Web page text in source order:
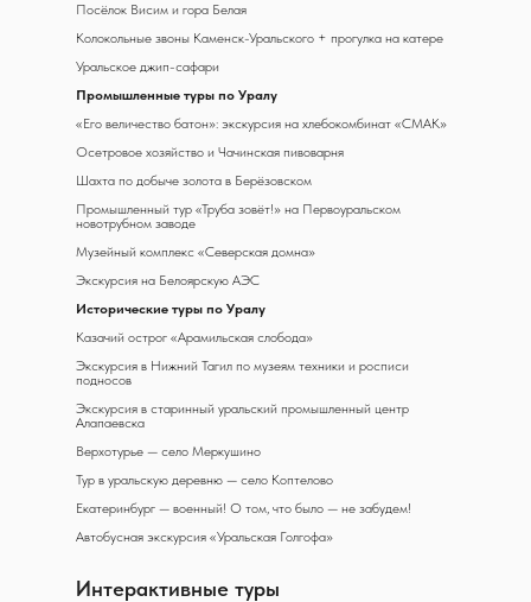
Посёлок Висим и гора Белая
Колокольные звоны Каменск-Уральского + прогулка на катере
Уральское джип-сафари
Промышленные туры по Уралу
«Его величество батон»: экскурсия на хлебокомбинат «СМАК»
Осетровое хозяйство и Чачинская пивоварня
Шахта по добыче золота в Берёзовском
Промышленный тур «Труба зовёт!» на Первоуральском
новотрубном заводе
Музейный комплекс «Северская домна»
Экскурсия на Белоярскую АЭС
Исторические туры по Уралу
Казачий острог «Арамильская слобода»
Экскурсия в Нижний Тагил по музеям техники и росписи
подносов
Экскурсия в старинный уральский промышленный центр
Алапаевска
Верхотурье — село Меркушино
Тур в уральскую деревню — село Коптелово
Екатеринбург — военный! О том, что было — не забудем!
Автобусная экскурсия «Уральская Голгофа»
Интерактивные туры